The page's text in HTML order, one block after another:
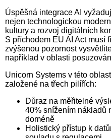
Úspěšná integrace AI
nejen technologickou
kultury a rozvoj digitálních
S příchodem EU AI Act musí
zvýšenou pozornost
například v oblasti
Unicorn Systems v této
založené na třech pilířích:
Důraz na měřitelné
40% snížením nákladů
doméně
Holistický přístup k